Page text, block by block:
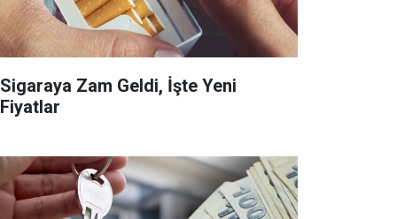
Sigaraya Zam Geldi, İşte Yeni
Fiyatlar